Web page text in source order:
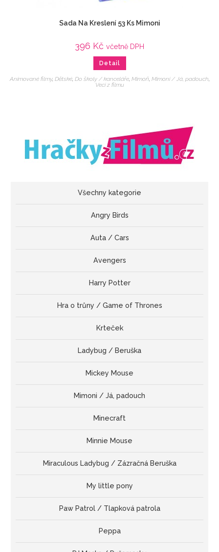
Sada Na Kreslení 53 Ks Mimoni
396 Kč včetně DPH
Detail
Animované filmy, Dětské, Do školy / kanceláře, Mimoň, Mimoni / Já, padouch,
Veci z filmu
Všechny kategorie
Angry Birds
Auta / Cars
Avengers
Harry Potter
Hra o trůny / Game of Thrones
Krteček
Ladybug / Beruška
Mickey Mouse
Mimoni / Já, padouch
Minecraft
Minnie Mouse
Miraculous Ladybug / Zázračná Beruška
My little pony
Paw Patrol / Tlapková patrola
Peppa